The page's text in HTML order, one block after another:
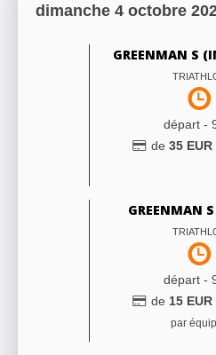
dimanche 4 octobre
GREENMAN S
départ -
de 35 EUR
GREENMAN
départ -
de 15 EUR
par